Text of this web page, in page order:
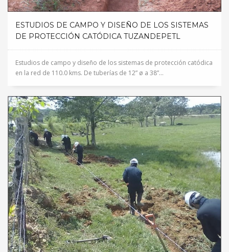
ESTUDIOS DE CAMPO Y DISEÑO DE LOS SISTEMAS
DE PROTECCIÓN CATÓDICA TUZANDEPETL
Estudios de campo y diseño de los sistemas de protección catódica
en la red de 110.0 kms. De tuberías de 12” ø a 38”...